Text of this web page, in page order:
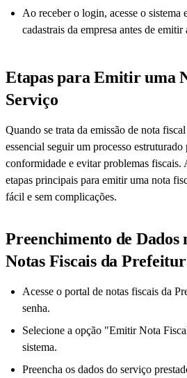
Ao receber o login, acesse o sistema
cadastrais da empresa antes de
Etapas para Emitir uma
Serviço
Quando se trata da emissão de nota
essencial seguir um processo estruturado
conformidade e evitar problemas fiscais.
etapas principais para emitir uma nota
fácil e sem complicações.
Preenchimento de Dados
Notas Fiscais da
Acesse o portal de notas fiscais da
senha.
Selecione a opção "Emitir Nota
sistema.
Preencha os dados do serviço